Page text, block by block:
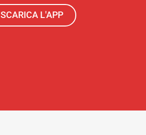
SCARICA L'APP